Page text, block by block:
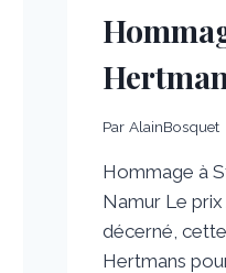
Par AlainBosquet
Hommage à
Namur Le
décerné,
Hertmans